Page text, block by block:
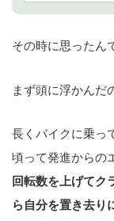
その時に思ったん
まず頭に浮かんだ
長くバイクに乗っ
頃って発進からの
回転数を上げてク
ら自分を置き去り